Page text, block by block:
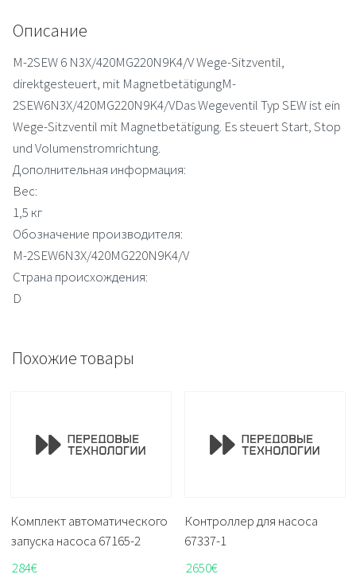
Описание
M-2SEW 6 N3X/420MG220N9K4/V Wege-Sitzventil,
direktgesteuert, mit MagnetbetätigungM-
2SEW6N3X/420MG220N9K4/VDas Wegeventil Typ SEW ist ein
Wege-Sitzventil mit Magnetbetätigung. Es steuert Start, Stop
und Volumenstromrichtung.
Дополнительная информация:
Вес:
1,5 кг
Обозначение производителя:
M-2SEW6N3X/420MG220N9K4/V
Страна происхождения:
D
Похожие товары
Комплект автоматического
запуска насоса 67165-2
284€
Контроллер для насоса
67337-1
2650€